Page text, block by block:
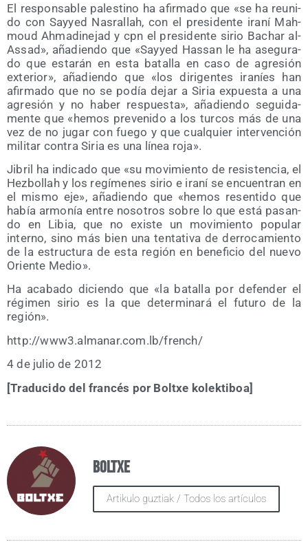
El res­pon­sa­ble pales­tino ha afir­ma­do que «se ha reu­ni­
do con Say­yed Nas­ra­llah, con el pre­si­den­te ira­ní Mah­
moud Ahma­di­ne­jad y cpn el pre­si­den­te sirio Bachar al-
Assad», aña­dien­do que «Say­yed Has­san le ha ase­gu­ra­
do que esta­rán en esta bata­lla en caso de agre­sión
exte­rior», aña­dien­do que «los diri­gen­tes ira­níes han
afir­ma­do que no se podía dejar a Siria expues­ta a una
agre­sión y no haber res­pues­ta», aña­dien­do segui­da­
men­te que «hemos pre­ve­ni­do a los tur­cos más de una
vez de no jugar con fue­go y que cual­quier inter­ven­ción
mili­tar con­tra Siria es una línea roja».
Jibril ha indi­ca­do que «su movi­mien­to de resis­ten­cia, el
Hez­bo­llah y los regí­me­nes sirio e ira­ní se encuen­tran en
el mis­mo eje», aña­dien­do que «hemos resen­ti­do que
había armo­nía entre noso­tros sobre lo que está pasan­
do en Libia, que no exis­te un movi­mien­to popu­lar
interno, sino más bien una ten­ta­ti­va de derro­ca­mien­to
de la estruc­tu­ra de esta región en bene­fi­cio del nue­vo
Orien­te Medio».
Ha aca­ba­do dicien­do que «la bata­lla por defen­der el
régi­men sirio es la que deter­mi­na­rá el futu­ro de la
región».
http://​www3​.alma​nar​.com​.lb/​f​r​e​n​ch/
4 de julio de 2012
[Tra­du­ci­do del fran­cés por Boltxe kolektiboa]
Boltxe
Artikulo guztiak / Todos los artículos